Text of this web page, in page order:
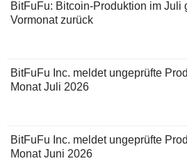
BitFuFu: Bitcoin-Produktion im Juli
Vormonat zurück
BitFuFu Inc. meldet ungeprüfte
Monat Juli 2026
BitFuFu Inc. meldet ungeprüfte
Monat Juni 2026